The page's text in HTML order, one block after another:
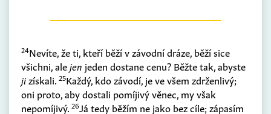
24Nevíte, že ti, kteří běží v závodní dráze, běží sice
všichni, alejen jeden dostane cenu? Běžte tak, abyste
jizískali. 25Každý, kdo závodí, je ve všem zdrženlivý;
oni proto, aby dostali pomíjivý věnec, my však
nepomíjivý. 26Já tedy běžím ne jako bez cíle; zápasím